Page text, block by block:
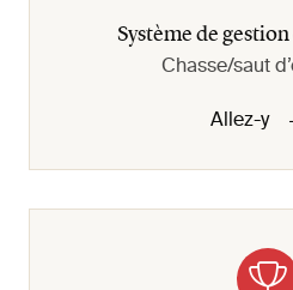
Système de gestion
Chasse/saut
Allez-y